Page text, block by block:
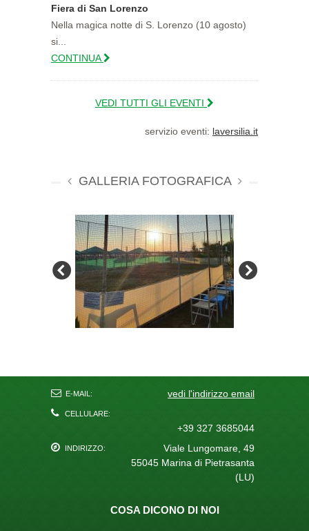
Fiera di San Lorenzo
Nella magica notte di S. Lorenzo (10 agosto)
si...
CONTINUA
VEDI TUTTI GLI EVENTI
servizio eventi: laversilia.it
GALLERIA FOTOGRAFICA
E-MAIL: vedi l'indirizzo email
CELLULARE:
+39 327 3685044
INDIRIZZO:
Viale Lungomare, 49
55045 Marina di Pietrasanta
(LU)
COSA DICONO DI NOI